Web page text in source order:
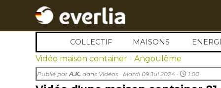
COLLECTIF ▼
MAISONS ▼
Vidéo maison container - Angoulême
Publié parA.K. dans Vidéos · Mardi 09 Jul 2024 · 1:00